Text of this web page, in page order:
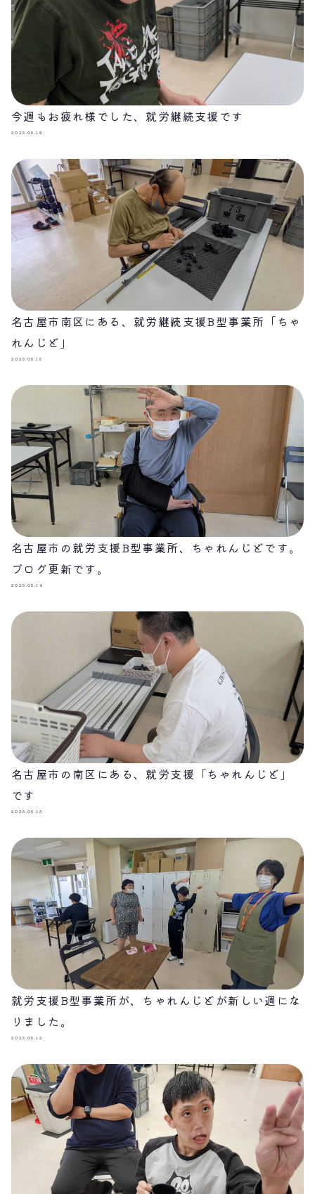
今週もお疲れ様でした、就労継続支援です
2025.05.16
名古屋市南区にある、就労継続支援B型事業所「ちゃ
れんじど」
2025.05.15
名古屋市の就労支援B型事業所、ちゃれんじどです。
ブログ更新です。
2025.05.14
名古屋市の南区にある、就労支援「ちゃれんじど」
です
2025.05.13
就労支援B型事業所が、ちゃれんじどが新しい週にな
りました。
2025.05.12